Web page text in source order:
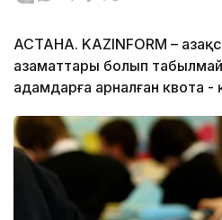
АСТАНА. KAZINFORM –
азаматтары болып
адамдарға арналған квота -